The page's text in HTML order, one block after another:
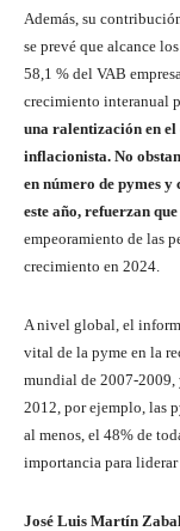
Además, su
se prevé que alcance
58,1 % del VAB
crecimiento interanual
una ralentización en
inflacionista. No
en número de pymes
este año, refuerzan
empeoramiento de las
crecimiento en 2024.
A nivel global, el
vital de la pyme en la
mundial de 2007-2009,
2012, por ejemplo, las
al menos, el 48% de
importancia para
José Luis Martín